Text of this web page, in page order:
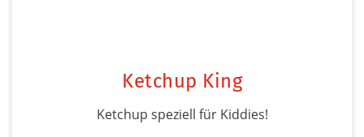
Ketchup King
Ketchup speziell für Kiddies!